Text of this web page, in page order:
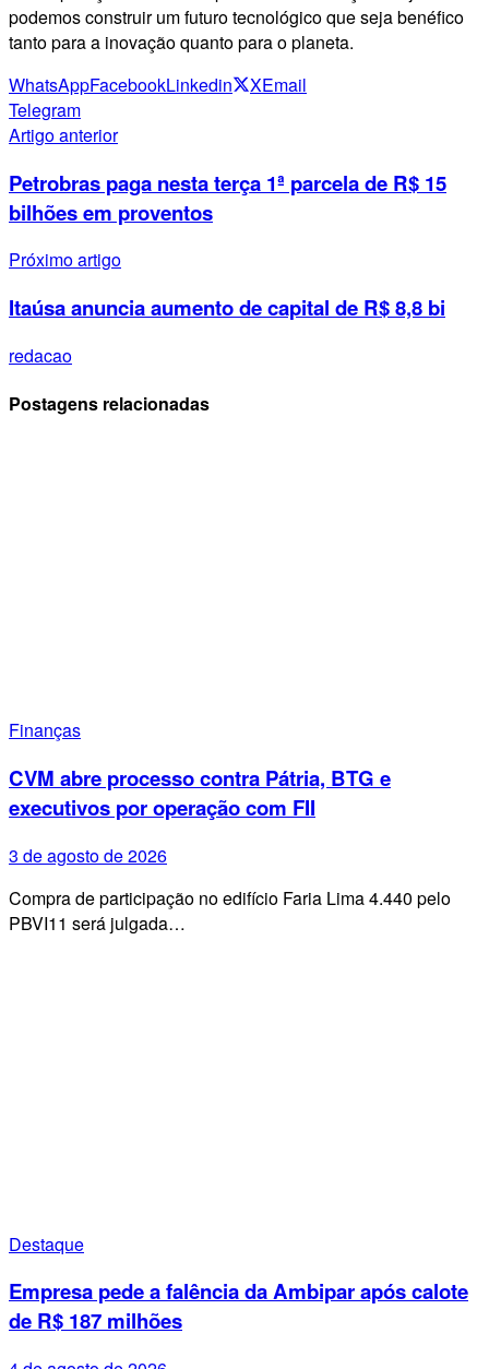
podemos construir um futuro tecnológico que seja benéfico
tanto para a inovação quanto para o planeta.
WhatsAppFacebookLinkedin XEmail
Telegram
Artigo anterior
Petrobras paga nesta terça 1ª parcela de R$ 15
bilhões em proventos
Próximo artigo
Itaúsa anuncia aumento de capital de R$ 8,8 bi
redacao
Postagens relacionadas
Finanças
CVM abre processo contra Pátria, BTG e
executivos por operação com FII
3 de agosto de 2026
Compra de participação no edifício Faria Lima 4.440 pelo
PBVI11 será julgada…
Destaque
Empresa pede a falência da Ambipar após calote
de R$ 187 milhões